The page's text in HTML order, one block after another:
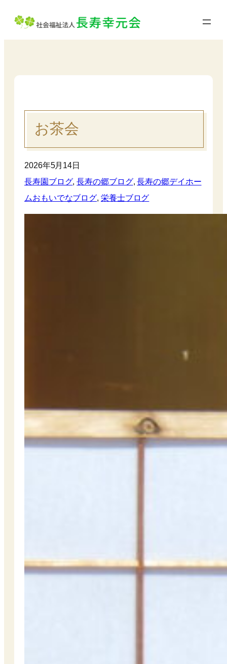
お茶会
2026年5月14日
長寿園ブログ, 長寿の郷ブログ, 長寿の郷デイホー
ムおもいでなブログ 栄養士ブログ